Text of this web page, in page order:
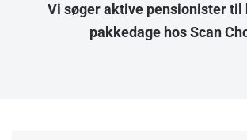
Vi søger aktive pensionister til
pakkedage hos Scan